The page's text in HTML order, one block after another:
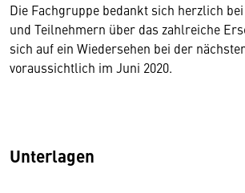
Die Fachgruppe bedankt sich herzlich
und Teilnehmern über das zahlreiche
sich auf ein Wiedersehen bei der
voraussichtlich im Juni 2020.
Unterlagen